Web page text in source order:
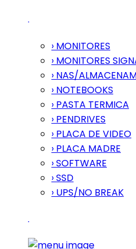
› MONITORES
› MONITORES
› NAS/
› NOTEBOOKS
› PASTA TERMICA
› PENDRIVES
› PLACA DE VIDEO
› PLACA MADRE
› SOFTWARE
› SSD
› UPS/NO BREAK